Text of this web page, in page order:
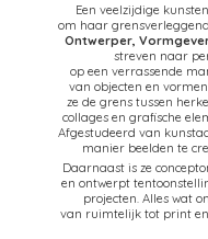
Een veelzijdige
om haar
Ontwerper,
streven naar
op een verrassende
van objecten en
ze de grens tussen
collages en grafische
Afgestudeerd van
manier beelden te
Daarnaast is ze
en ontwerpt
projecten. Alles wat
van ruimtelijk tot print